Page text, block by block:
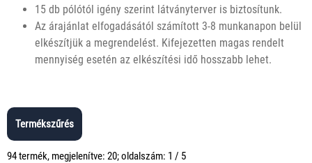
15 db pólótól igény szerint látványterver is biztosítunk.
Az árajánlat elfogadásától számított 3-8 munkanapon belül
elkészítjük a megrendelést. Kifejezetten magas rendelt
mennyiség esetén az elkészítési idő hosszabb lehet.
Termékszűrés
94 termék, megjelenítve: 20; oldalszám: 1 / 5